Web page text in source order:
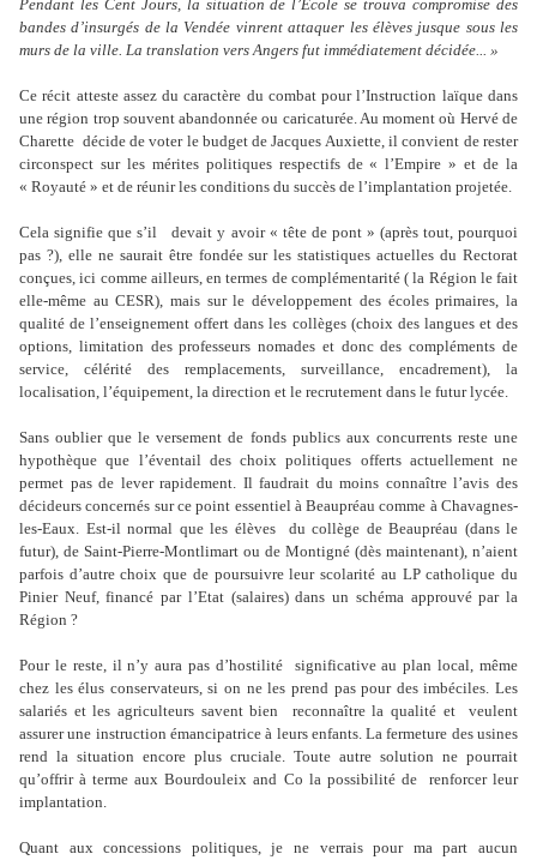
Pendant les Cent Jours, la situation de l’Ecole se trouva compromise des
bandes d’insurgés de la Vendée vinrent attaquer les élèves jusque sous les
murs de la ville. La translation vers Angers fut immédiatement décidée... »
Ce récit atteste assez du caractère du combat pour l’Instruction laïque dans
une région trop souvent abandonnée ou caricaturée. Au moment où Hervé de
Charette décide de voter le budget de Jacques Auxiette, il convient de rester
circonspect sur les mérites politiques respectifs de « l’Empire » et de la
« Royauté » et de réunir les conditions du succès de l’implantation projetée.
Cela signifie que s’il devait y avoir « tête de pont » (après tout, pourquoi
pas ?), elle ne saurait être fondée sur les statistiques actuelles du Rectorat
conçues, ici comme ailleurs, en termes de complémentarité ( la Région le fait
elle-même au CESR), mais sur le développement des écoles primaires, la
qualité de l’enseignement offert dans les collèges (choix des langues et des
options, limitation des professeurs nomades et donc des compléments de
service, célérité des remplacements, surveillance, encadrement), la
localisation, l’équipement, la direction et le recrutement dans le futur lycée.
Sans oublier que le versement de fonds publics aux concurrents reste une
hypothèque que l’éventail des choix politiques offerts actuellement ne
permet pas de lever rapidement. Il faudrait du moins connaître l’avis des
décideurs concernés sur ce point essentiel à Beaupréau comme à Chavagnes-
les-Eaux. Est-il normal que les élèves du collège de Beaupréau (dans le
futur), de Saint-Pierre-Montlimart ou de Montigné (dès maintenant), n’aient
parfois d’autre choix que de poursuivre leur scolarité au LP catholique du
Pinier Neuf, financé par l’Etat (salaires) dans un schéma approuvé par la
Région ?
Pour le reste, il n’y aura pas d’hostilité significative au plan local, même
chez les élus conservateurs, si on ne les prend pas pour des imbéciles. Les
salariés et les agriculteurs savent bien reconnaître la qualité et veulent
assurer une instruction émancipatrice à leurs enfants. La fermeture des usines
rend la situation encore plus cruciale. Toute autre solution ne pourrait
qu’offrir à terme aux Bourdouleix and Co la possibilité de renforcer leur
implantation.
Quant aux concessions politiques, je ne verrais pour ma part aucun